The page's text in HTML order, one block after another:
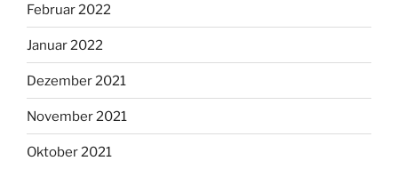
Februar 2022
Januar 2022
Dezember 2021
November 2021
Oktober 2021